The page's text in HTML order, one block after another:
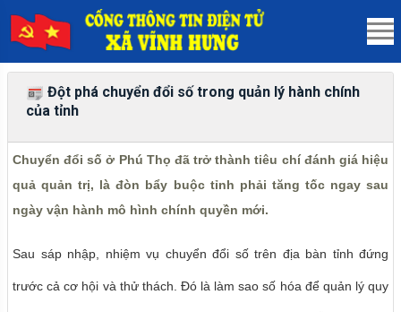
Đột phá chuyển đổi số trong quản lý hành chính
của tỉnh
Chuyển đổi số ở Phú Thọ đã trở thành tiêu chí đánh giá hiệu
quả quản trị, là đòn bẩy buộc tỉnh phải tăng tốc ngay sau
ngày vận hành mô hình chính quyền mới.
Sau sáp nhập, nhiệm vụ chuyển đổi số trên địa bàn tỉnh đứng
trước cả cơ hội và thử thách. Đó là làm sao số hóa để quản lý quy